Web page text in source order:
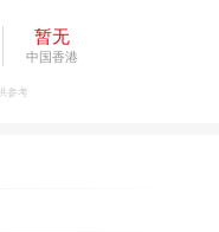
暂无
中国香港
参考